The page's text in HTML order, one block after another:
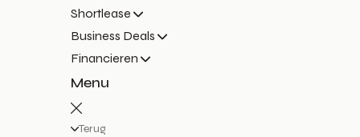
Shortlease
Business Deals
Financieren
Menu
Terug